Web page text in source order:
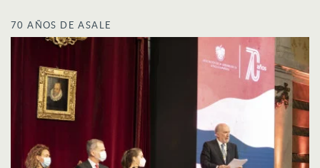
70 AÑOS DE ASALE